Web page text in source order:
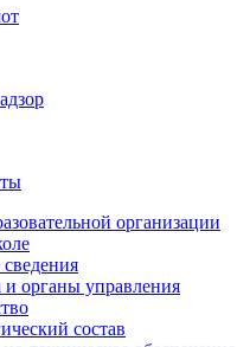
организации
и органы управления
состав